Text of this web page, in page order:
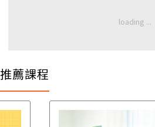
推薦課程